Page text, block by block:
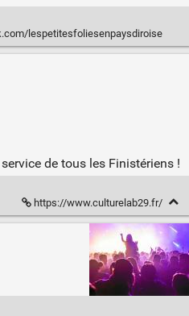
lespetitesfoliesenpaysdiroise
de tous les Finistériens !
https://www.culturelab29.fr/